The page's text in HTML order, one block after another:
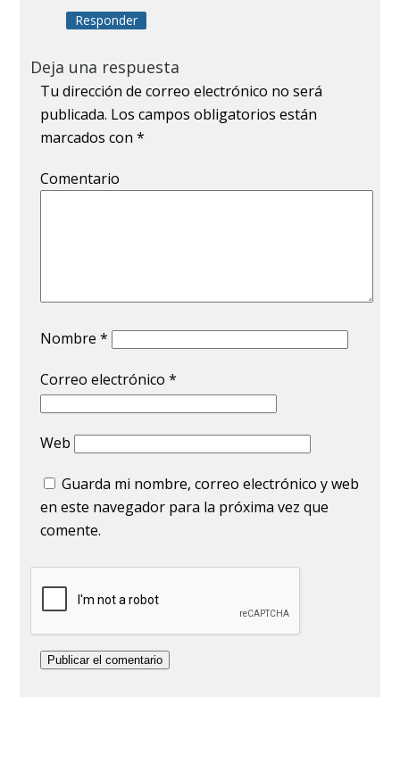
Responder
Deja una respuesta
Tu dirección de correo electrónico no será
publicada. Los campos obligatorios están
marcados con*
Comentario
Nombre*
Correo electrónico*
Web
Guarda mi nombre, correo electrónico y web
en este navegador para la próxima vez que
comente.